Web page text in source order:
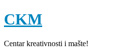
CKM
Centar kreativnosti i mašte!